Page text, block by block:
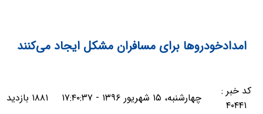
امدادخودروها برای مسافران مشکل ایجاد می‌کنند
کد خبر :
۴۰۴۴۱
چهارشنبه، ۱۵ شهریور ۱۳۹۶ - ۱۷:۴۰:۳۷ ۱۸۸۱ بازدید